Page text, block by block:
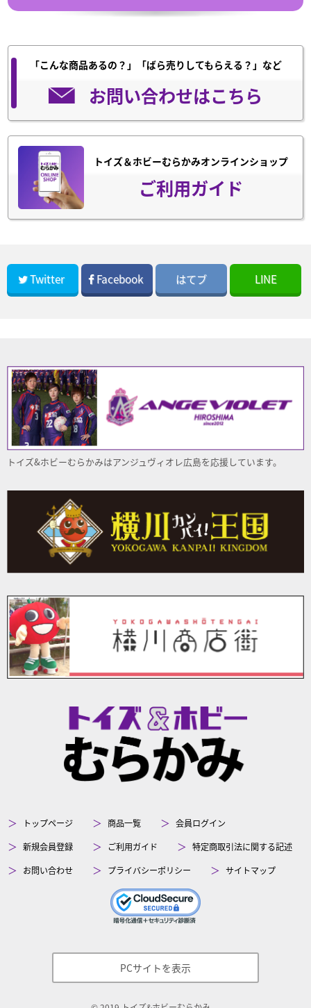
「こんな商品あるの？」「ばら売りしてもらえる？」など
お問い合わせはこちら
トイズ＆ホビーむらかみオンラインショップ
ご利用ガイド
Twitter Facebook はてブ LINE
トイズ&ホビーむらかみはアンジュヴィオレ広島を応援しています。
トップページ 商品一覧
会員ログイン
新規会員登録
ご利用ガイド
特定商取引法に関する記述
お問い合わせ
プライバシーポリシー サイトマップ
PCサイトを表示